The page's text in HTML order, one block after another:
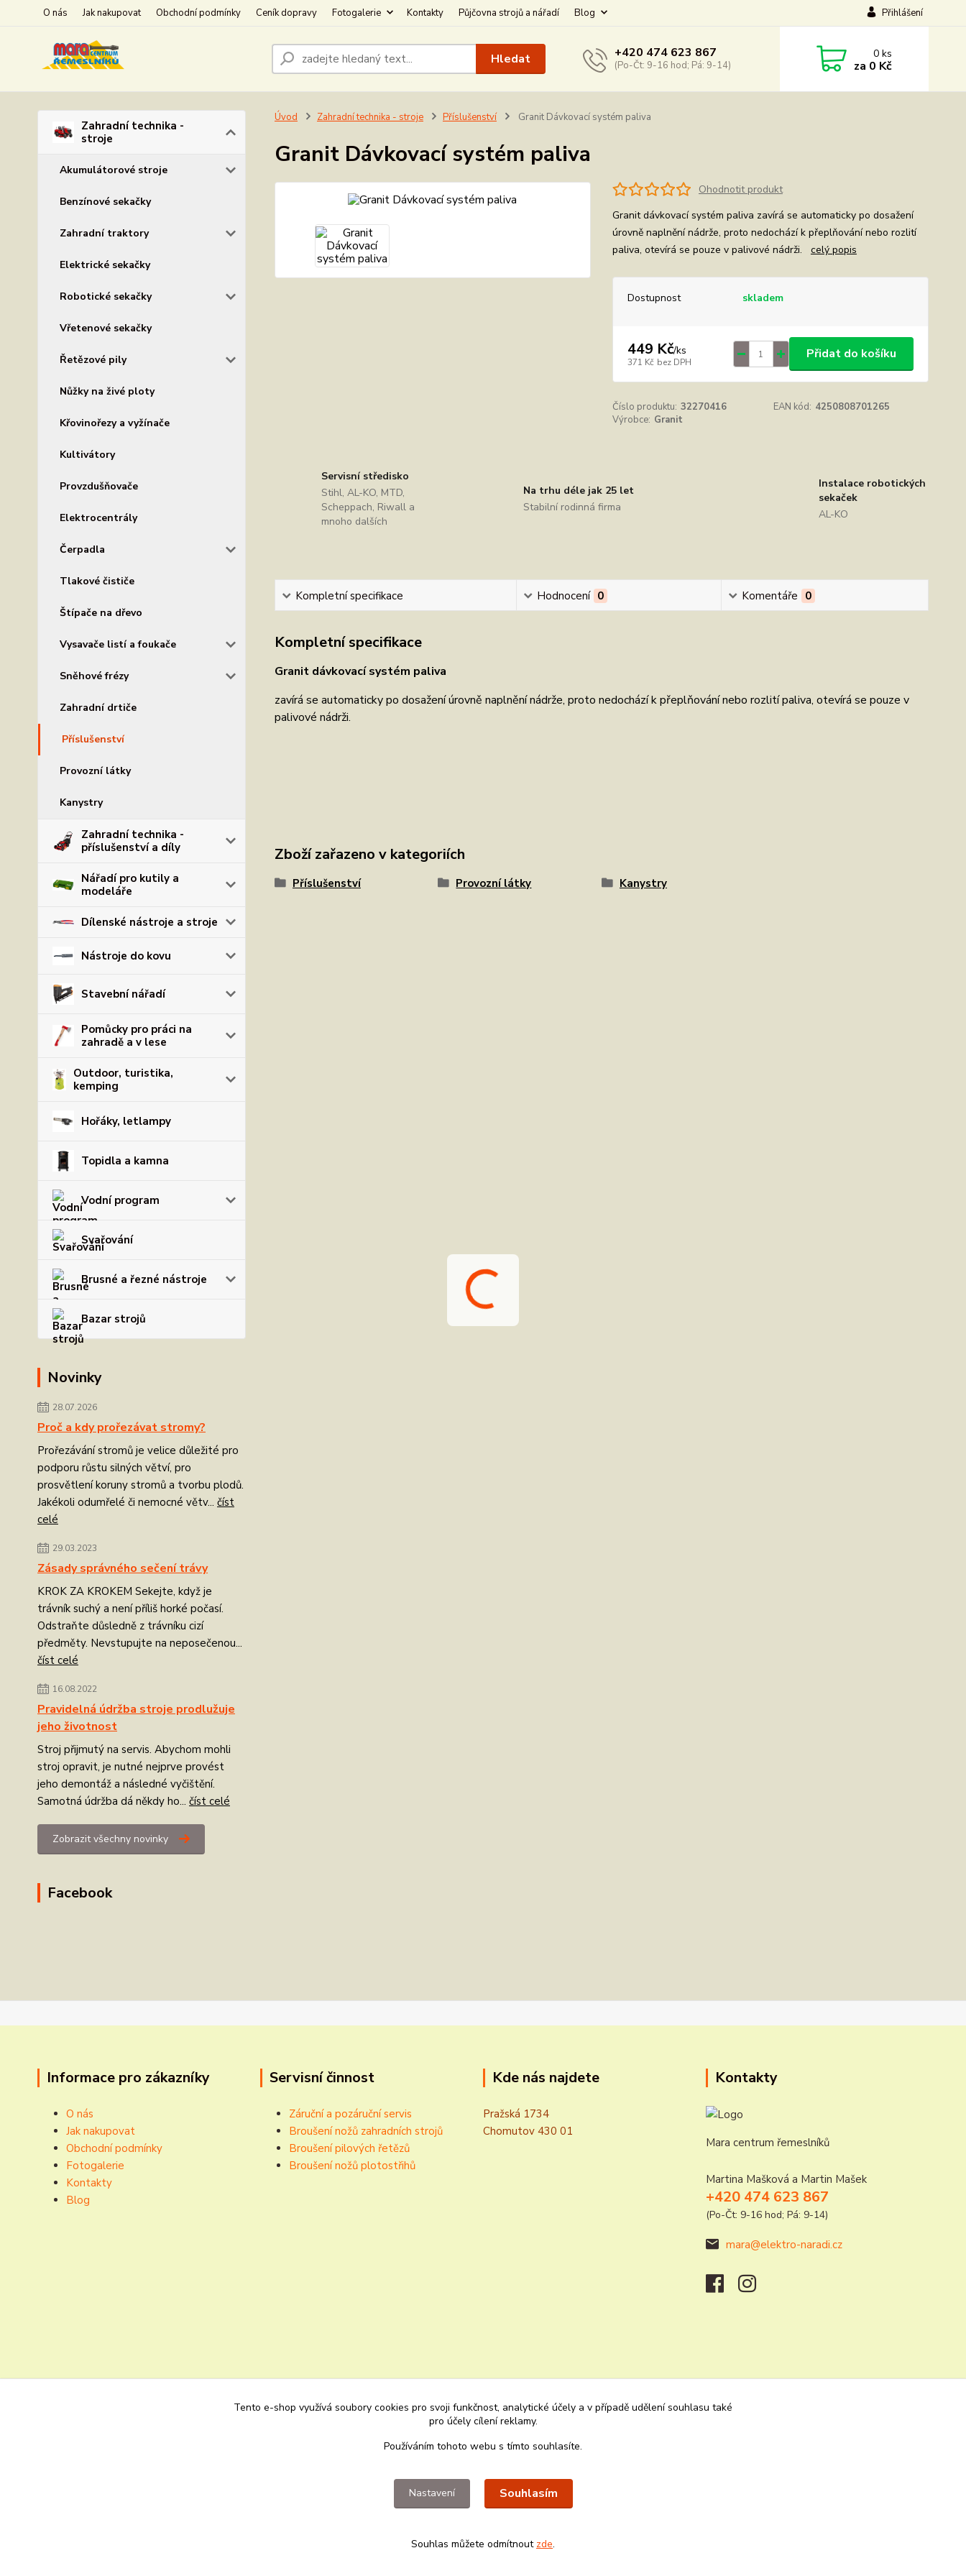
O nás Jak nakupovat Obchodní podmínky Ceník dopravy Fotogalerie Kontakty Půjčovna strojů a nářadí Blog Přihlášení
Hledat +420 474 623 867
(Po-Čt: 9-16 hod; Pá: 9-14)
0ks
za 0 Kč
Zahradní technika -
stroje
Akumulátorové stroje
Benzínové sekačky
Zahradní traktory
Elektrické sekačky
Robotické sekačky
Vřetenové sekačky
Řetězové pily
Nůžky na živé ploty
Křovinořezy a vyžínače
Kultivátory
Provzdušňovače
Elektrocentrály
Čerpadla
Tlakové čističe
Štípače na dřevo
Vysavače listí a foukače
Sněhové frézy
Zahradní drtiče
Příslušenství
Provozní látky
Kanystry
Zahradní technika -
příslušenství a díly
Nářadí pro kutily a
modeláře
Dílenské nástroje a stroje
Nástroje do kovu
Stavební nářadí
Pomůcky pro práci na
zahradě a v lese
Outdoor, turistika,
kemping
Hořáky, letlampy
Topidla a kamna
Vodní program
Svařování
Brusné a řezné nástroje
Bazar strojů
Novinky
28.07.2026
Proč a kdy prořezávat stromy?
Prořezávání stromů je velice důležité pro
podporu růstu silných větví, pro
prosvětlení koruny stromů a tvorbu plodů.
Jakékoli odumřelé či nemocné větv... číst
celé
29.03.2023
Zásady správného sečení trávy
KROK ZA KROKEM Sekejte, když je
trávník suchý a není příliš horké počasí.
Odstraňte důsledně z trávníku cizí
předměty. Nevstupujte na neposečenou...
číst celé
16.08.2022
Pravidelná údržba stroje prodlužuje
jeho životnost
Stroj přijmutý na servis. Abychom mohli
stroj opravit, je nutné nejprve provést
jeho demontáž a následné vyčištění.
Samotná údržba dá někdy ho... číst celé
Zobrazit všechny novinky
Facebook
Úvod Zahradní technika - stroje Příslušenství Granit Dávkovací systém paliva
Granit Dávkovací systém paliva
Ohodnotit produkt
Granit dávkovací systém paliva zavírá se automaticky po dosažení
úrovně naplnění nádrže, proto nedochází k přeplňování nebo rozlití
paliva, otevírá se pouze v palivové nádrži. celý popis
Dostupnost skladem
449 Kč/ks
371 Kč bez DPH
Přidat do košíku
Číslo produktu: 32270416 EAN kód: 4250808701265
Výrobce: Granit
Servisní středisko
Stihl, AL-KO, MTD,
Scheppach, Riwall a
mnoho dalších
Na trhu déle jak 25 let
Stabilní rodinná firma
Instalace robotických
sekaček
AL-KO
Kompletní specifikace Hodnocení 0 Komentáře 0
Kompletní specifikace
Granit dávkovací systém paliva
zavírá se automaticky po dosažení úrovně naplnění nádrže, proto nedochází k přeplňování nebo rozlití paliva, otevírá se pouze v
palivové nádrži.
Zboží zařazeno v kategoriích
Příslušenství Provozní látky Kanystry
Informace pro zákazníky
O nás
Jak nakupovat
Obchodní podmínky
Fotogalerie
Kontakty
Blog
Servisní činnost
Záruční a pozáruční servis
Broušení nožů zahradních strojů
Broušení pilových řetězů
Broušení nožů plotostřihů
Kde nás najdete
Pražská 1734
Chomutov 430 01
Kontakty
Mara centrum řemeslníků
Martina Mašková a Martin Mašek
+420 474 623 867
(Po-Čt: 9-16 hod; Pá: 9-14)
mara@elektro-naradi.cz
Upravit sběr cookies.
Tento e-shop využívá soubory cookies pro svoji funkčnost, analytické účely a v případě udělení souhlasu také
pro účely cílení reklamy.
Používáním tohoto webu s tímto souhlasíte.
Nastavení Souhlasím
Souhlas můžete odmítnout zde.